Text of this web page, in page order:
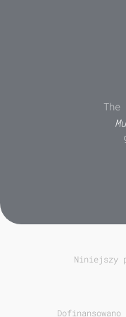
The
Niniejszy